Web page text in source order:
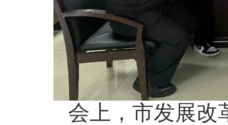
会上，市发展改